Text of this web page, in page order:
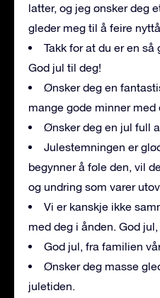
latter, og jeg ønsker deg
gleder meg til å feire
Takk for at du er en så
God jul til deg!
Ønsker deg en
mange gode minner med
Ønsker deg en jul full
Julestemningen er
begynner å føle den, vil
og undring som varer
Vi er kanskje ikke
med deg i ånden. God
God jul, fra familien
Ønsker deg masse
juletiden.